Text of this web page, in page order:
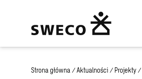
Strona główna / Aktualności / Projekty /